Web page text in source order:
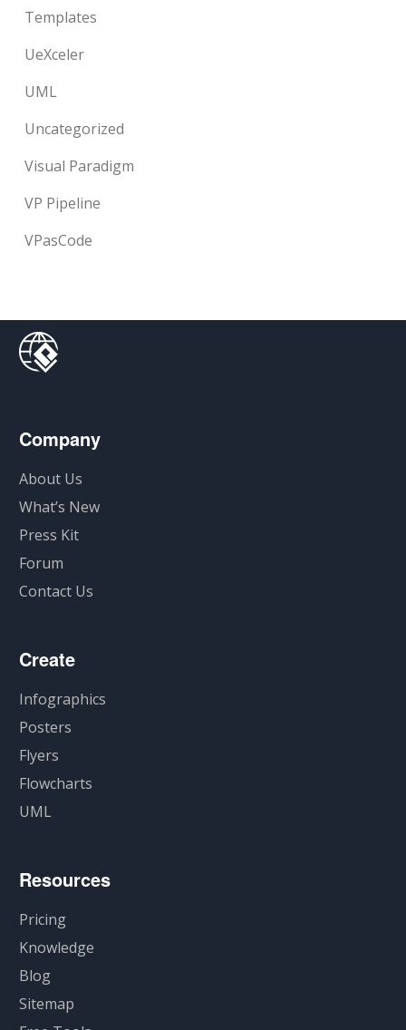
Templates
UeXceler
UML
Uncategorized
Visual Paradigm
VP Pipeline
VPasCode
Company
About Us
What’s New
Press Kit
Forum
Contact Us
Create
Infographics
Posters
Flyers
Flowcharts
UML
Resources
Pricing
Knowledge
Blog
Sitemap